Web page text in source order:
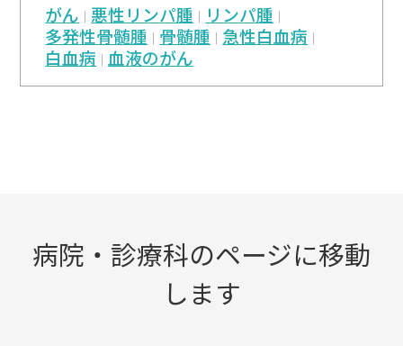
がん 悪性リンパ腫
リンパ腫
多発性骨髄腫 骨髄腫 急性白血病
白血病 血液のがん
病院・診療科のページに移動
します